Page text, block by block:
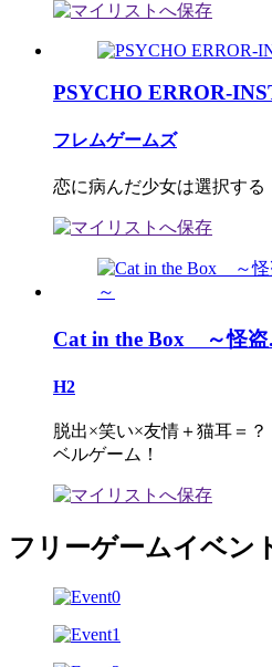
PSYCHO ERROR-
フレムゲームズ
恋に病んだ少女は選択する
Cat in the Box ～怪盗
H2
脱出×笑い×友情＋猫耳＝
ベルゲーム！
フリーゲームイベン